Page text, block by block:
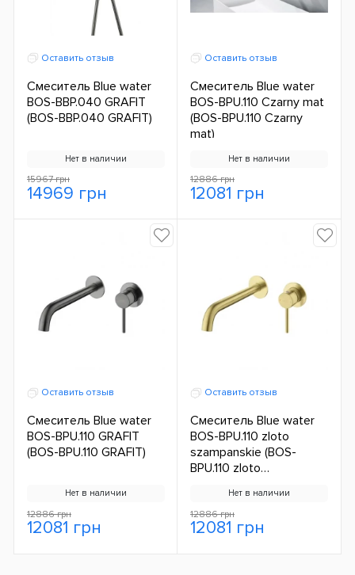
Оставить отзыв
Смеситель Blue water
BOS-BBP.040 GRAFIT
(BOS-BBP.040 GRAFIT)
Нет в наличии
15967 грн
14969 грн
Оставить отзыв
Смеситель Blue water
BOS-BPU.110 Czarny mat
(BOS-BPU.110 Czarny
mat)
Нет в наличии
12886 грн
12081 грн
Оставить отзыв
Смеситель Blue water
BOS-BPU.110 GRAFIT
(BOS-BPU.110 GRAFIT)
Нет в наличии
12886 грн
12081 грн
Оставить отзыв
Смеситель Blue water
BOS-BPU.110 zloto
szampanskie (BOS-
BPU.110 zloto
Нет в наличии
12886 грн
12081 грн